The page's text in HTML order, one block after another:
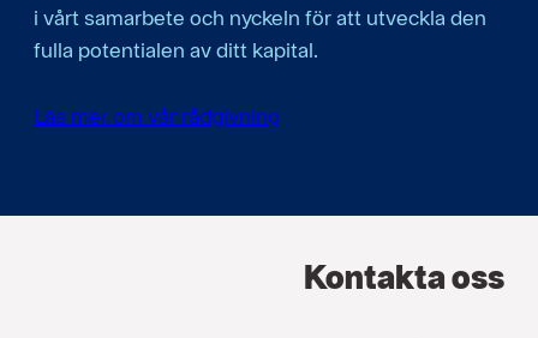
i vårt samarbete och nyckeln för att utveckla den
fulla potentialen av ditt kapital.
Läs mer om vår rådgivning
Kontakta oss